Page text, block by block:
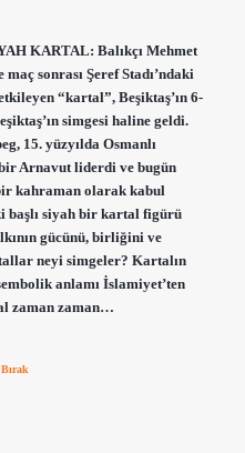
KARTAL: Balıkçı Mehmet
sonrası Şeref Stadı’ndaki
“kartal”, Beşiktaş’ın 6-
simgesi haline geldi.
15. yüzyılda Osmanlı
Arnavut liderdi ve bugün
kahraman olarak kabul
başlı siyah bir kartal figürü
gücünü, birliğini ve
neyi simgeler? Kartalın
anlamı İslamiyet’ten
zaman zaman…